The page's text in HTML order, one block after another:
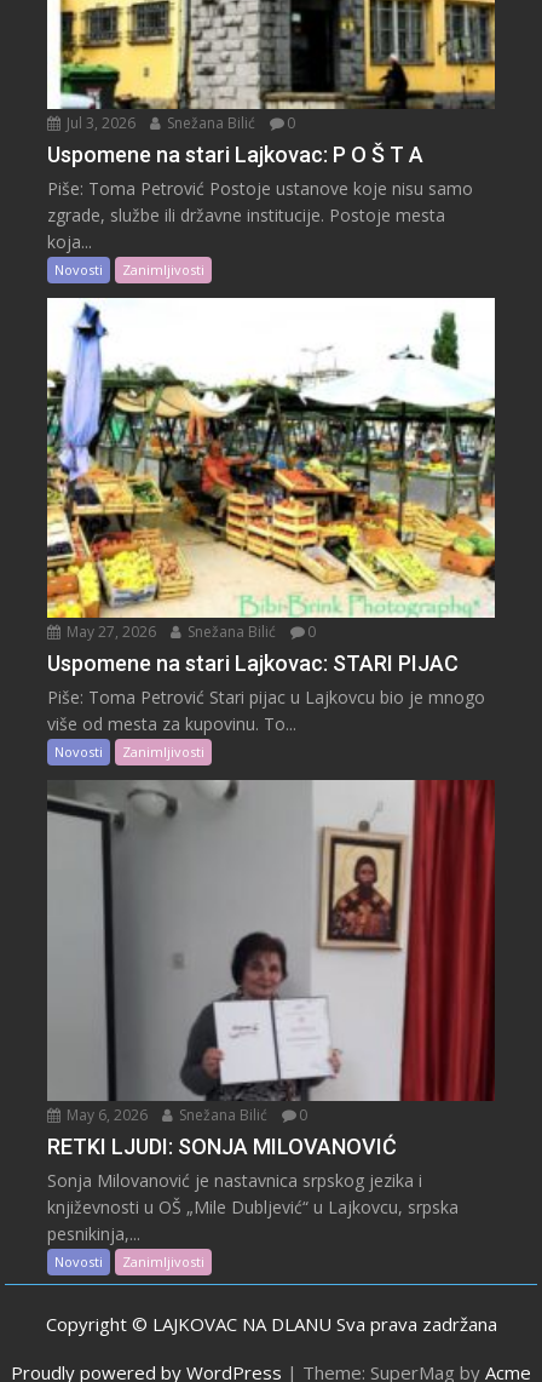
Jul 3, 2026 Snežana Bilić 0
Uspomene na stari Lajkovac: P O Š T A
Piše: Toma Petrović Postoje ustanove koje nisu samo
zgrade, službe ili državne institucije. Postoje mesta
koja...
Novosti Zanimljivosti
May 27, 2026 Snežana Bilić 0
Uspomene na stari Lajkovac: STARI PIJAC
Piše: Toma Petrović Stari pijac u Lajkovcu bio je mnogo
više od mesta za kupovinu. To...
Novosti Zanimljivosti
May 6, 2026 Snežana Bilić 0
RETKI LJUDI: SONJA MILOVANOVIĆ
Sonja Milovanović je nastavnica srpskog jezika i
književnosti u OŠ „Mile Dubljević“ u Lajkovcu, srpska
pesnikinja,...
Novosti Zanimljivosti
Copyright © LAJKOVAC NA DLANU Sva prava zadržana
Proudly powered by WordPress | Theme: SuperMag by Acme